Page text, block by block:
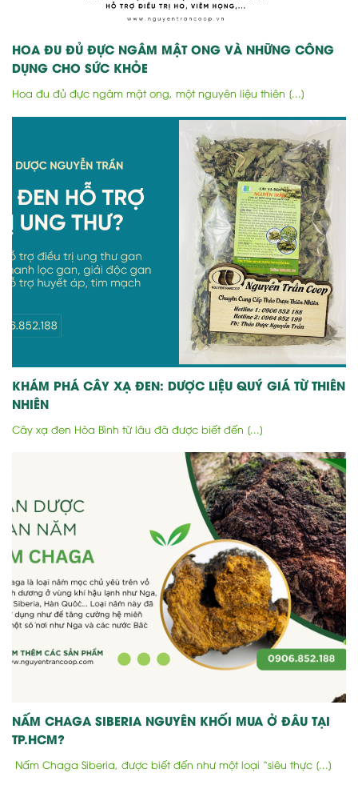
HOA ĐU ĐỦ ĐỰC NGÂM MẬT ONG VÀ NHỮNG CÔNG
DỤNG CHO SỨC KHỎE
Hoa đu đủ đực ngâm mật ong, một nguyên liệu thiên [...]
KHÁM PHÁ CÂY XẠ ĐEN: DƯỢC LIỆU QUÝ GIÁ TỪ THIÊN
NHIÊN
Cây xạ đen Hòa Bình từ lâu đã được biết đến [...]
NẤM CHAGA SIBERIA NGUYÊN KHỐI MUA Ở ĐÂU TẠI
TP.HCM?
Nấm Chaga Siberia, được biết đến như một loại “siêu thực [...]